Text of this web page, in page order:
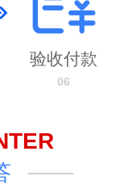
验收付款
06